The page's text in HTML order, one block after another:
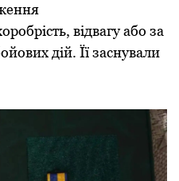
відвагу або за
дій. Її заснували